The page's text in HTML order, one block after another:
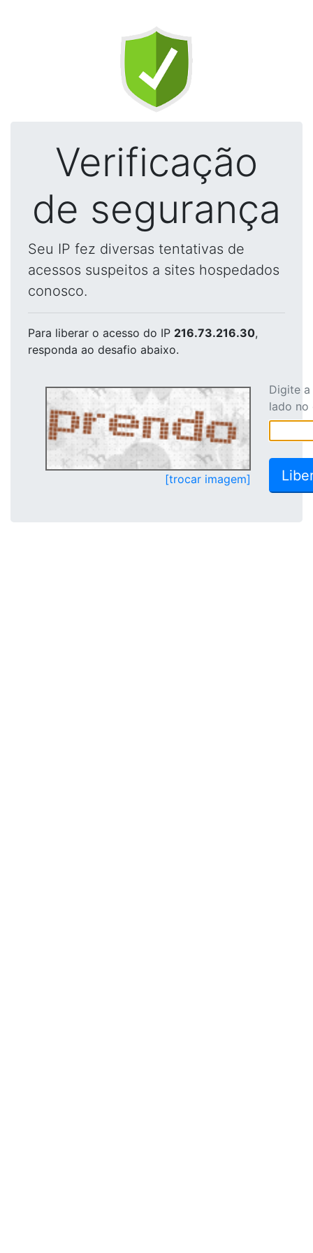
Verificação
de segurança
Seu IP fez diversas tentativas de
acessos suspeitos a sites hospedados
conosco.
Para liberar o acesso do IP 216.73.216.30,
responda ao desafio abaixo.
[trocar imagem]
Digite
lado no